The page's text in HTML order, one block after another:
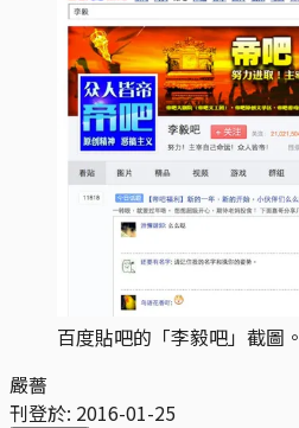
百度貼吧的「李毅吧」截圖。
嚴薔
刊登於: 2016-01-25